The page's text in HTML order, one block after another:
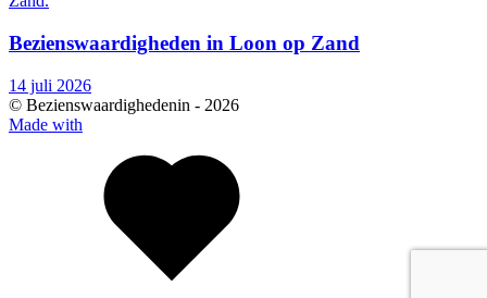
Bezienswaardigheden in Loon op Zand
14 juli 2026
© Bezienswaardighedenin - 2026
Made with